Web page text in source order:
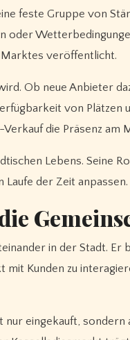
feste Gruppe von
oder
veröffentlicht.
Ob neue Anbieter
von Plätzen
die Präsenz am
Lebens. Seine
der Zeit anpassen.
in der Stadt. Er
mit Kunden zu
eingekauft,